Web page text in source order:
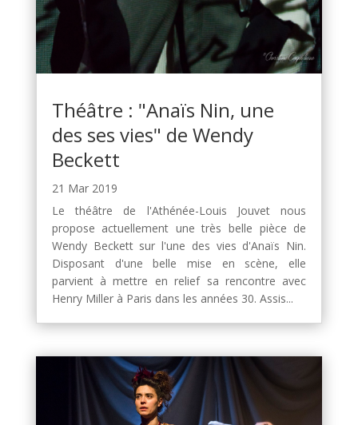
Théâtre : "Anaïs Nin, une
des ses vies" de Wendy
Beckett
21 Mar 2019
Le théâtre de l'Athénée-Louis Jouvet nous
propose actuellement une très belle pièce de
Wendy Beckett sur l'une des vies d'Anaïs Nin.
Disposant d'une belle mise en scène, elle
parvient à mettre en relief sa rencontre avec
Henry Miller à Paris dans les années 30. Assis...